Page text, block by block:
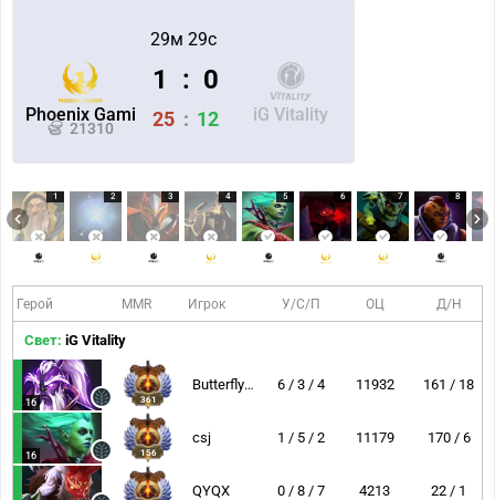
29м 29с
Phoenix Gami
21310
iG Vitality
1 : 0
25 : 12
1 2 3 4 5 6 7 8
Герой MMR Игрок У/С/П ОЦ Д/Н
Свет: iG Vitality
16 361
ButterflyEffect 6 / 3 / 4 11932 161 / 18
16 156
csj 1 / 5 / 2 11179 170 / 6
QYQX 0 / 8 / 7 4213 22 / 1